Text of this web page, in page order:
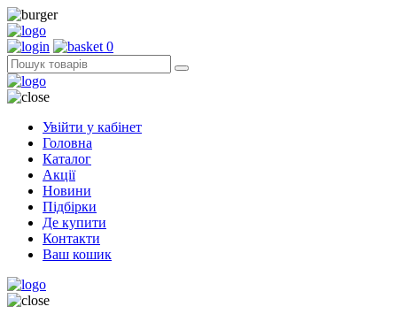
0
Увійти у кабінет
Головна
Каталог
Акції
Новини
Підбірки
Де купити
Контакти
Ваш кошик